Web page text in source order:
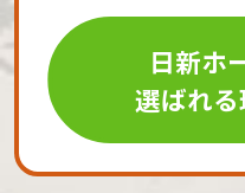
日新ホ
選ばれ